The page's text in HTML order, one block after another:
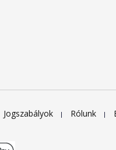
Jogszabályok Rólunk